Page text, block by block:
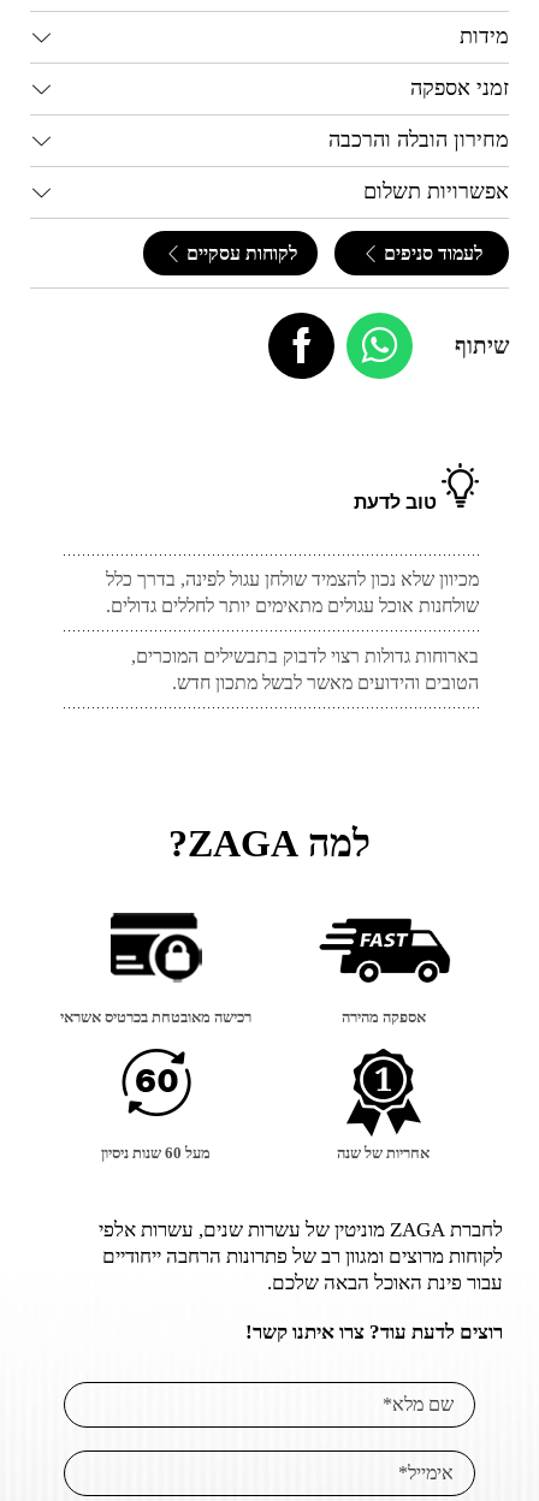
מידות
זמני אספקה
מחירון הובלה והרכבה
אפשרויות תשלום
לעמוד סניפים לקוחות עסקיים
שיתוף
טוב לדעת
מכיוון שלא נכון להצמיד שולחן עגול לפינה, בדרך כלל
שולחנות אוכל עגולים מתאימים יותר לחללים גדולים.
בארוחות גדולות רצוי לדבוק בתבשילים המוכרים,
הטובים והידועים מאשר לבשל מתכון חדש.
למה ZAGA?
אספקה מהירה רכישה מאובטחת בכרטיס אשראי
אחריות של שנה מעל 60 שנות ניסיון
לחברת ZAGA מוניטין של עשרות שנים, עשרות אלפי
לקוחות מרוצים ומגוון רב של פתרונות הרחבה ייחודיים
עבור פינת האוכל הבאה שלכם.
רוצים לדעת עוד? צרו איתנו קשר!